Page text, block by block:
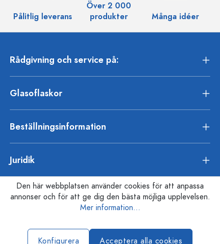
Pålitlig leverans
Över 2 000
produkter
Många idéer
Rådgivning och service på:
Glasoflaskor
Beställningsinformation
Juridik
Den här webbplatsen använder cookies för att anpassa
annonser och för att ge dig den bästa möjliga upplevelsen.
Mer information...
Konfigurera Acceptera alla cookies